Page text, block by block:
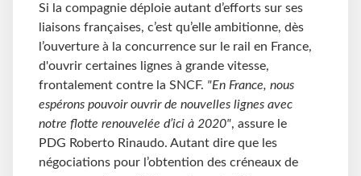
Si la compagnie déploie autant d’efforts sur ses
liaisons françaises, c’est qu’elle ambitionne, dès
l’ouverture à la concurrence sur le rail en France,
d'ouvrir certaines lignes à grande vitesse,
frontalement contre la SNCF. "En France, nous
espérons pouvoir ouvrir de nouvelles lignes avec
notre flotte renouvelée d’ici à 2020", assure le
PDG Roberto Rinaudo. Autant dire que les
négociations pour l’obtention des créneaux de